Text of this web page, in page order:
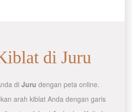
di Juru
di Juru dengan peta online.
arah kiblat Anda dengan garis